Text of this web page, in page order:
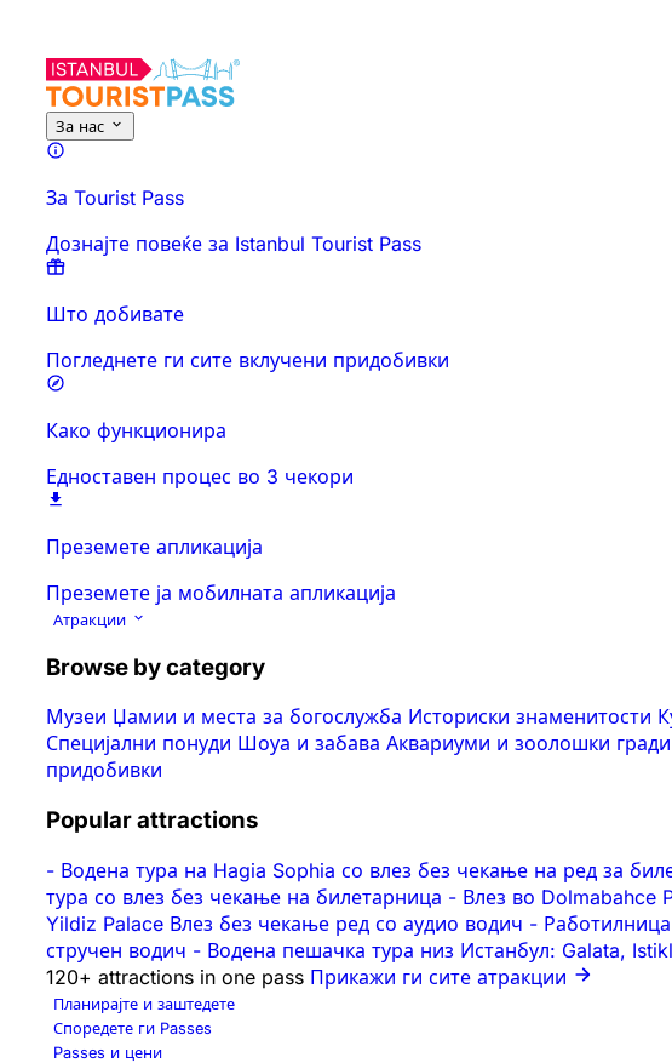
За нас
За Tourist Pass
Дознајте повеќе за Istanbul Tourist Pass
Што добивате
Погледнете ги сите вклучени придобивки
Како функционира
Едноставен процес во 3 чекори
Преземете апликација
Преземете ја мобилната апликација
Атракции
Browse by category
Музеи Џамии и места за богослужба Историски знаменитости
Специјални понуди Шоуа и забава Аквариуми и зоолошки
придобивки
Popular attractions
- Водена тура на Hagia Sophia со влез без чекање на ред за
тура со влез без чекање на билетарница - Влез во Dolmabahce
Yildiz Palace Влез без чекање ред со аудио водич -
стручен водич - Водена пешачка тура низ Истанбул: Galata,
120+ attractions in one pass Прикажи ги сите атракции
Планирајте и заштедете
Споредете ги Passes
Passes и цени